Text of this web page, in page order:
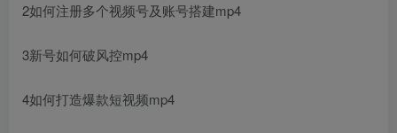
2如何注册多个视频号及账号搭建mp4
3新号如何破风控mp4
4如何打造爆款短视频mp4